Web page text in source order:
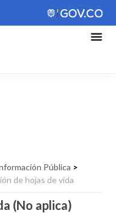
Pública >
de hojas de vida
(No aplica)